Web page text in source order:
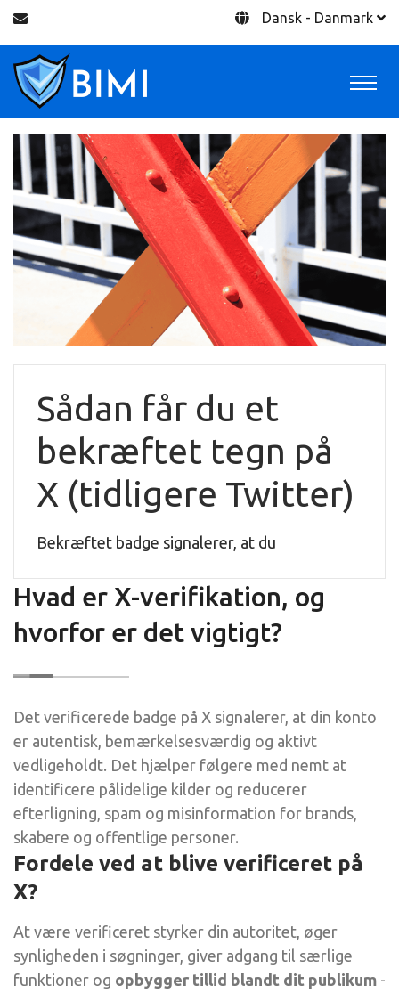
Dansk - Danmark
Sådan får du et
bekræftet tegn på
X (tidligere Twitter)
Bekræftet badge signalerer, at du
Hvad er X-verifikation, og
hvorfor er det vigtigt?
Det verificerede badge på X signalerer, at din konto
er autentisk, bemærkelsesværdig og aktivt
vedligeholdt. Det hjælper følgere med nemt at
identificere pålidelige kilder og reducerer
efterligning, spam og misinformation for brands,
skabere og offentlige personer.
Fordele ved at blive verificeret på
X?
At være verificeret styrker din autoritet, øger
synligheden i søgninger, giver adgang til særlige
funktioner og opbygger tillid blandt dit publikum -